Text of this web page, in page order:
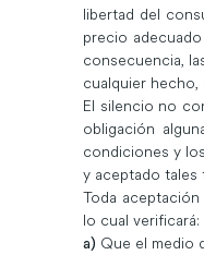
libertad del
precio
consecuencia,
cualquier
El silencio no
obligación
condiciones y
y aceptado tales
Toda
lo cual verificará:
a) Que el medio